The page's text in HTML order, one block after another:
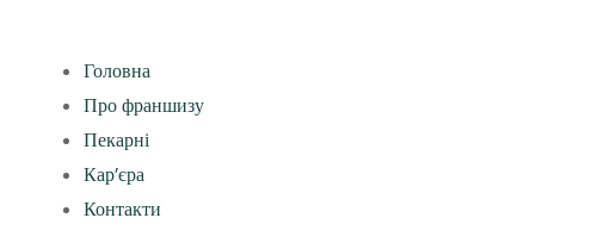
Головна
Про франшизу
Пекарні
Кар’єра
Контакти